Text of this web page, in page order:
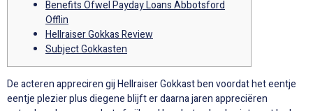
Benefits Ofwel Payday Loans Abbotsford
Offlin
Hellraiser Gokkas Review
Subject Gokkasten
De acteren appreciren gij Hellraiser Gokkast ben voordat het eentje
eentje plezier plus diegene blijft er daarna jaren appreciëren